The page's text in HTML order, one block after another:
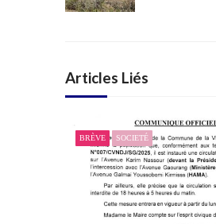
Articles Liés
BRÈVE SOCIETÉ